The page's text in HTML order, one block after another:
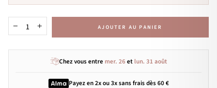
+ AJOUTER AU PANIER
Chez vous entre mer. 26et lun. 31 août
Payez en 2x ou 3xsans fraisdès 60 €